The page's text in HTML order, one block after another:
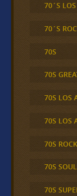
70´S
70´S
70S
70S
70S LOS
70S LOS
70S
70S
70S